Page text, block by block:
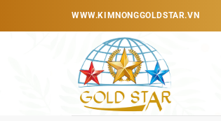
WWW.KIMNONGGOLDSTAR.VN